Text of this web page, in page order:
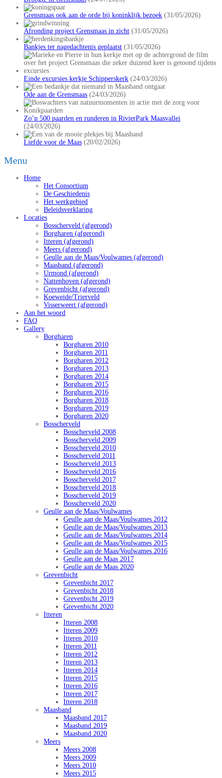
Grensmaas ook aan de orde bij koninklijk bezoek (31/05/2026)
Afronding project Grensmaas in zicht (31/05/2026)
Bankjes ter nagedachtenis geplaatst (31/05/2026)
Einde excursies kerkje Schipperskerk (24/03/2026)
Ode aan de Grensmaas (24/03/2026)
Zo’n 500 paarden en runderen in RivierPark Maasvallei
(24/03/2026)
Liefde voor de Maas (20/02/2026)
Menu
Home
Het Consortium
De Geschiedenis
Het werkgebied
Beleidsverklaring
Locaties
Bosscherveld (afgerond)
Borgharen (afgerond)
Itteren (afgerond)
Meers (afgerond)
Geulle aan de Maas/Voulwames (afgerond)
Maasband (afgerond)
Urmond (afgerond)
Nattenhoven (afgerond)
Grevenbicht (afgerond)
Koeweide/Trierveld
Visserweert (afgerond)
Aan het woord
FAQ
Gallery
Borgharen
Borgharen 2010
Borgharen 2011
Borgharen 2012
Borgharen 2013
Borgharen 2014
Borgharen 2015
Borgharen 2016
Borgharen 2018
Borgharen 2019
Borgharen 2020
Bosscherveld
Bosscherveld 2008
Bosscherveld 2009
Bosscherveld 2010
Bosscherveld 2011
Bosscherveld 2013
Bosscherveld 2016
Bosscherveld 2017
Bosscherveld 2018
Bosscherveld 2019
Bosscherveld 2020
Geulle aan de Maas/Voulwames
Geulle aan de Maas/Voulwames 2012
Geulle aan de Maas/Voulwames 2013
Geulle aan de Maas/Voulwames 2014
Geulle aan de Maas/Voulwames 2015
Geulle aan de Maas/Voulwames 2016
Geulle aan de Maas 2017
Geulle aan de Maas 2020
Grevenbicht
Grevenbicht 2017
Grevenbicht 2018
Grevenbicht 2019
Grevenbicht 2020
Itteren
Itteren 2008
Itteren 2009
Itteren 2010
Itteren 2011
Itteren 2012
Itteren 2013
Itteren 2014
Itteren 2015
Itteren 2016
Itteren 2017
Itteren 2018
Maasband
Maasband 2017
Maasband 2019
Maasband 2020
Meers
Meers 2008
Meers 2009
Meers 2010
Meers 2015